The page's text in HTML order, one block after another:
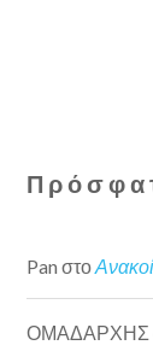
Pan στο
ΟΜΑΔΑΡΧΗΣ